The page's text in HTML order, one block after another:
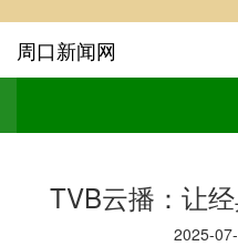
周口新闻网
TVB云播：让
2025-